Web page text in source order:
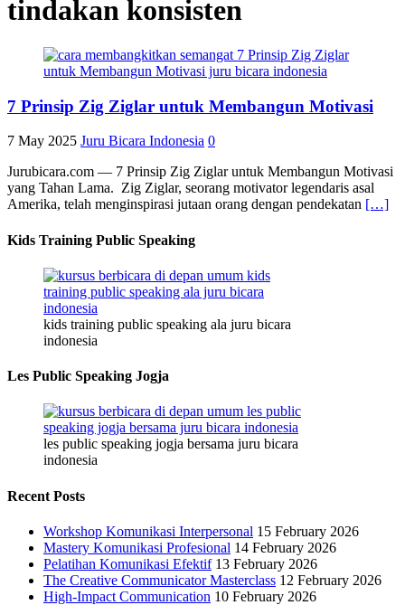
tindakan konsisten
7 Prinsip Zig Ziglar untuk Membangun Motivasi
7 May 2025 Juru Bicara Indonesia 0
Jurubicara.com — 7 Prinsip Zig Ziglar untuk Membangun Motivasi
yang Tahan Lama. Zig Ziglar, seorang motivator legendaris asal
Amerika, telah menginspirasi jutaan orang dengan pendekatan […]
Kids Training Public Speaking
kids training public speaking ala juru bicara
indonesia
Les Public Speaking Jogja
les public speaking jogja bersama juru bicara
indonesia
Recent Posts
Workshop Komunikasi Interpersonal 15 February 2026
Mastery Komunikasi Profesional 14 February 2026
Pelatihan Komunikasi Efektif 13 February 2026
The Creative Communicator Masterclass 12 February 2026
High-Impact Communication 10 February 2026